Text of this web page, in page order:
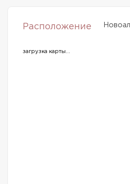
Расположение
загрузка карты...